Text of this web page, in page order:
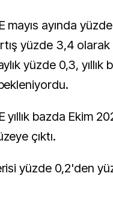
yüzde 3,4
yüzde 0,3, yıllık
yıllık bazda Ekim
çıktı.
yüzde 0,2'den